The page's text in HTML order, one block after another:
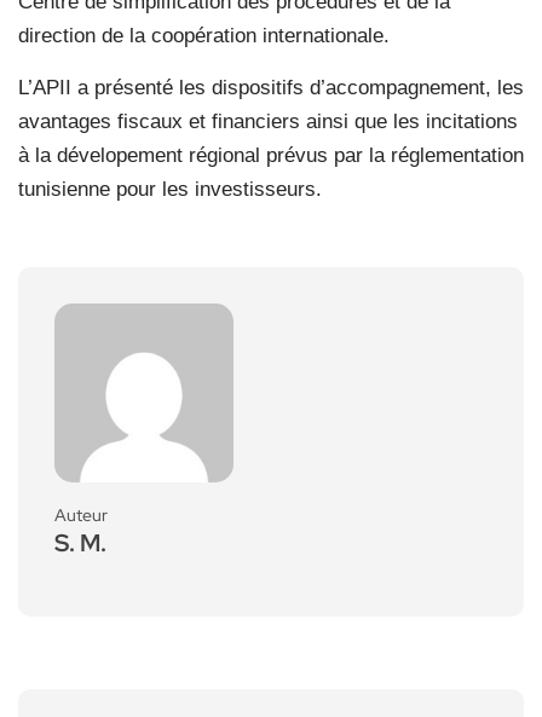
direction de la coopération internationale.
L’APII a présenté les dispositifs d’accompagnement, les
avantages fiscaux et financiers ainsi que les incitations
à la dévelopement régional prévus par la réglementation
tunisienne pour les investisseurs.
Auteur
S. M.